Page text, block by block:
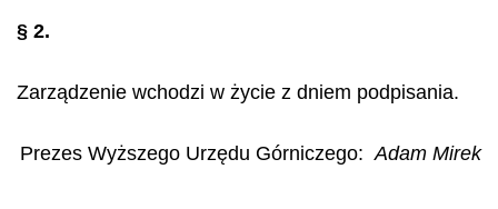
§ 2.
Zarządzenie wchodzi w życie z dniem podpisania.
Prezes Wyższego Urzędu Górniczego: Adam Mirek